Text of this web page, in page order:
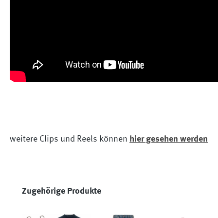
weitere Clips und Reels können hier gesehen werden
Produktgalerie überspringen
Zugehörige Produkte